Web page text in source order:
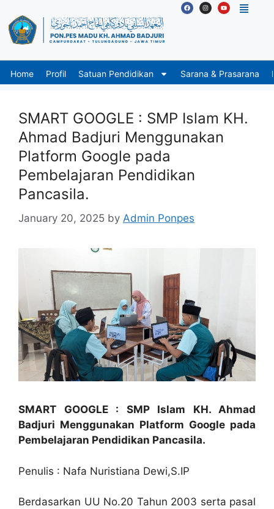
Home Profil Satuan Pendidikan Sarana & Prasarana
SMART GOOGLE : SMP Islam KH.
Ahmad Badjuri Menggunakan
Platform Google pada
Pembelajaran Pendidikan
Pancasila.
January 20, 2025 by Admin Ponpes
SMART GOOGLE : SMP Islam KH. Ahmad
Badjuri Menggunakan Platform Google pada
Pembelajaran Pendidikan Pancasila.
Penulis : Nafa Nuristiana Dewi,S.IP
Berdasarkan UU No.20 Tahun 2003 serta pasal